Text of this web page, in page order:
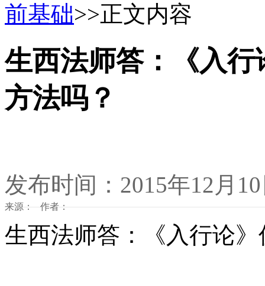
前基础>>正文内容
生西法师答：《入
方法吗？
发布时间：2015年12月
来源： 作者：
生西法师答：《入行论